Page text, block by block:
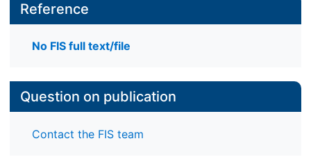
Reference
No FIS full text/file
Question on publication
Contact the FIS team